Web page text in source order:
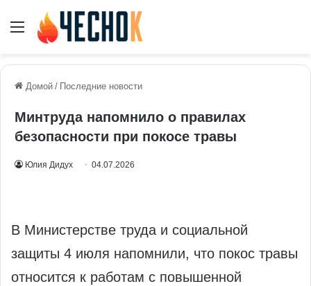
Меню
Домой / Последние новости
Минтруда напомнило о правилах
безопасности при покосе травы
Юлия Дидух 04.07.2026
В Министерстве труда и социальной
защиты 4 июля напомнили, что покос травы
относится к работам с повышенной